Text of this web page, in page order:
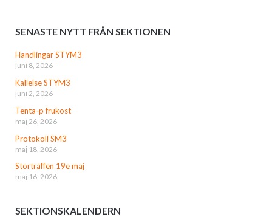
SENASTE NYTT FRÅN SEKTIONEN
Handlingar STYM3
juni 8, 2026
Kallelse STYM3
juni 2, 2026
Tenta-p frukost
maj 26, 2026
Protokoll SM3
maj 18, 2026
Storträffen 19e maj
maj 16, 2026
SEKTIONSKALENDERN